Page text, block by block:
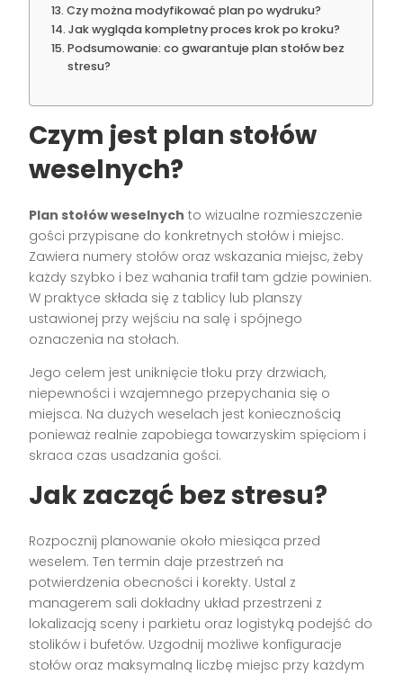
Czy można modyfikować plan po wydruku?
Jak wygląda kompletny proces krok po kroku?
Podsumowanie: co gwarantuje plan stołów bez
stresu?
Czym jest plan stołów
weselnych?
Plan stołów weselnych to wizualne rozmieszczenie
gości przypisane do konkretnych stołów i miejsc.
Zawiera numery stołów oraz wskazania miejsc, żeby
każdy szybko i bez wahania trafił tam gdzie powinien.
W praktyce składa się z tablicy lub planszy
ustawionej przy wejściu na salę i spójnego
oznaczenia na stołach.
Jego celem jest uniknięcie tłoku przy drzwiach,
niepewności i wzajemnego przepychania się o
miejsca. Na dużych weselach jest koniecznością
ponieważ realnie zapobiega towarzyskim spięciom i
skraca czas usadzania gości.
Jak zacząć bez stresu?
Rozpocznij planowanie około miesiąca przed
weselem. Ten termin daje przestrzeń na
potwierdzenia obecności i korekty. Ustal z
managerem sali dokładny układ przestrzeni z
lokalizacją sceny i parkietu oraz logistyką podejść do
stolików i bufetów. Uzgodnij możliwe konfiguracje
stołów oraz maksymalną liczbę miejsc przy każdym